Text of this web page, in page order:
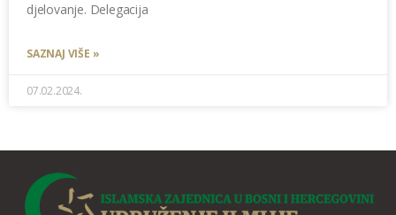
djelovanje. Delegacija
SAZNAJ VIŠE »
07.02.2024.